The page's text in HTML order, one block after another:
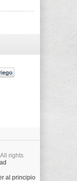
rights
al principio